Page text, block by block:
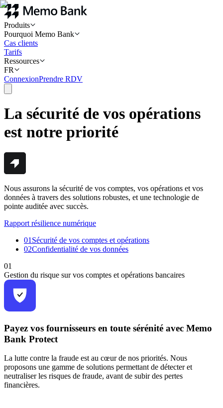
Produits
Pourquoi Memo Bank
Cas clients
Tarifs
Ressources
FR
ConnexionPrendre RDV
La sécurité de vos opérations
est notre priorité
Nous assurons la sécurité de vos comptes, vos opérations et vos
données à travers des solutions robustes, et une technologie de
pointe auditée avec succès.
Rapport résilience numérique
01 Sécurité de vos comptes et opérations
02Confidentialité de vos données
01
Gestion du risque sur vos comptes et opérations bancaires
Payez vos fournisseurs en toute sérénité avec Memo
Bank Protect
La lutte contre la fraude est au cœur de nos priorités. Nous
proposons une gamme de solutions permettant de détecter et
neutraliser les risques de fraude, avant de subir des pertes
financières.